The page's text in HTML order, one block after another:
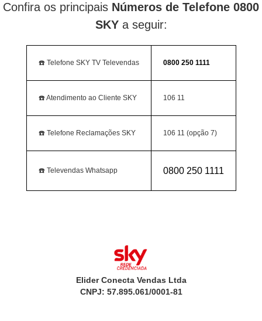
Confira os principais Números de Telefone 0800
SKYa seguir:
☎️ Telefone SKY TV Televendas 0800 250 1111
☎️ Atendimento ao Cliente SKY 106 11
☎️ Telefone Reclamações SKY 106 11 (opção 7)
☎️ Televendas Whatsapp 0800 250 1111
Elider Conecta Vendas Ltda
CNPJ: 57.895.061/0001-81